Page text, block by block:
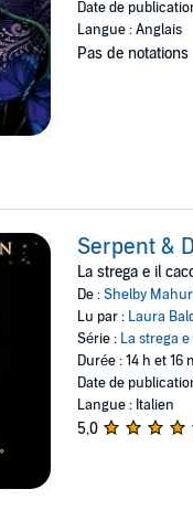
Date de
Langue : Anglais
Pas de notations
Serpent &
La strega e il
De :Shelby
Lu par : Laura
Série : La strega
Durée : 14 h et 16
Date de
Langue : Italien
5,0